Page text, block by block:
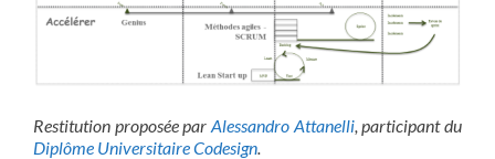
Restitution proposée par Alessandro Attanelli, participant du
Diplôme Universitaire Codesign.